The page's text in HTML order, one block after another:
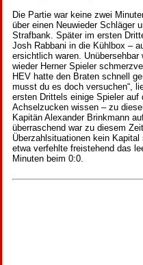
Die Partie war keine zwei
über einen Neuwieder Schläger
Strafbank. Später im ersten
Josh Rabbani in die Kühlbox –
ersichtlich waren.
wieder Herner Spieler
HEV hatte den Braten schnell
musst du es doch versuchen“,
ersten Drittels einige Spieler auf
Achselzucken wissen – zu
Kapitän Alexander Brinkmann
überraschend war zu diesem
Überzahlsituationen kein
etwa verfehlte freistehend das
Minuten beim 0:0.